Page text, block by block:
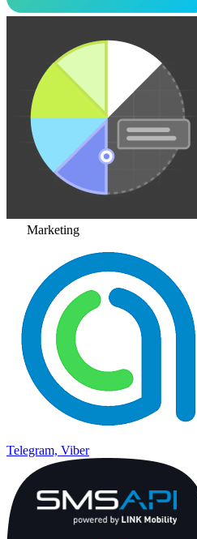
Marketing
Telegram, Viber